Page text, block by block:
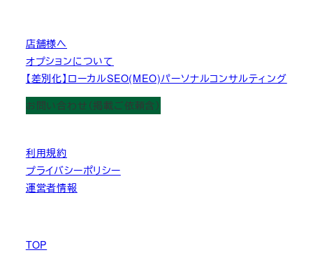
店舗様へ
オプションについて
【差別化】ローカルSEO(MEO)パーソナルコンサルティング
お問い合わせ（掲載ご依頼含）
利用規約
プライバシーポリシー
運営者情報
TOP